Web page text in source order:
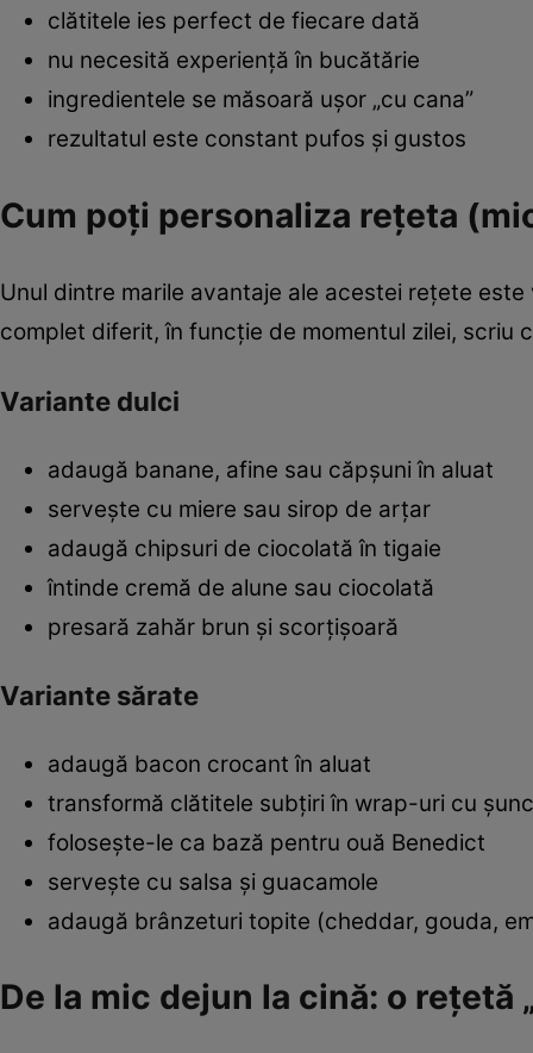
clătitele ies perfect de fiecare dată
nu necesită experiență în bucătărie
ingredientele se măsoară ușor „cu cana”
rezultatul este constant pufos și gustos
Cum poți personaliza rețeta
Unul dintre marile avantaje ale acestei rețete
complet diferit, în funcție de momentul zilei, scriu
Variante dulci
adaugă banane, afine sau căpșuni în aluat
servește cu miere sau sirop de arțar
adaugă chipsuri de ciocolată în tigaie
întinde cremă de alune sau ciocolată
presară zahăr brun și scorțișoară
Variante sărate
adaugă bacon crocant în aluat
transformă clătitele subțiri în wrap-uri cu
folosește-le ca bază pentru ouă Benedict
servește cu salsa și guacamole
adaugă brânzeturi topite (cheddar, gouda,
De la mic dejun la cină: o rețetă